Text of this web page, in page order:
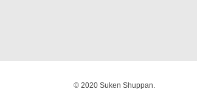
© 2020 Suken Shuppan.